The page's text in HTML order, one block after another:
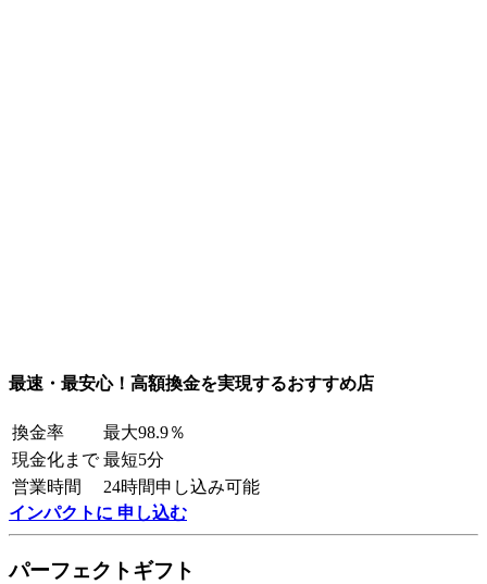
最速・最安心！高額換金を実現するおすすめ店
換金率
最大98.9％
現金化まで 最短5分
営業時間
24時間申し込み可能
インパクトに 申し込む
パーフェクトギフト